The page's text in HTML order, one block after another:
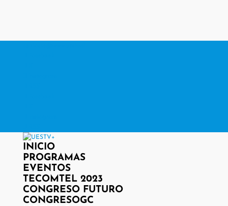
INICIO
PROGRAMAS
EVENTOS
TECOMTEL 2023
CONGRESO FUTURO
CONGRESOGC